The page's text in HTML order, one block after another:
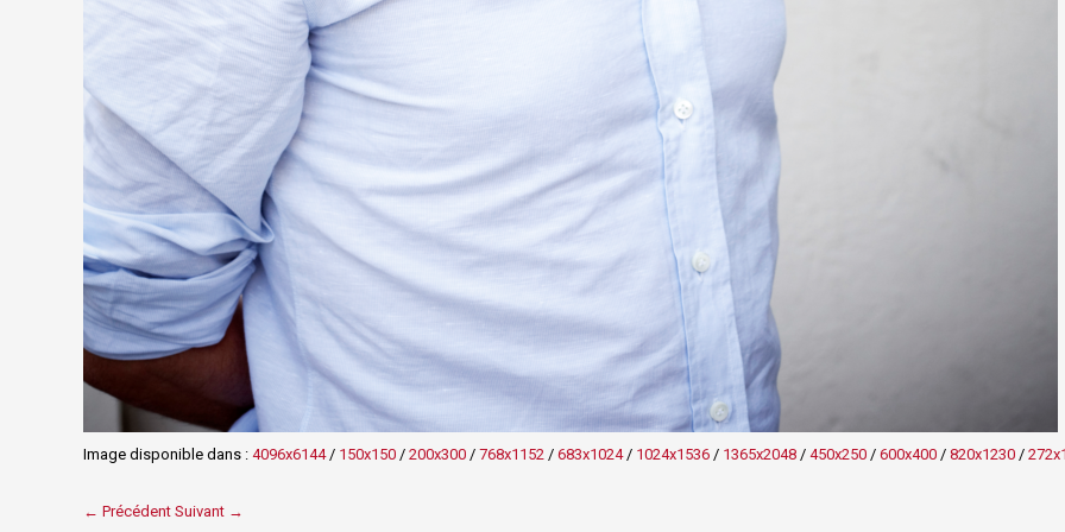
Image disponible dans : 4096x6144/ 150x150/ 200x300/ 768x1152/ 683x1024/ 1024x1536/ 1365x2048/ 450x250/ 600x400/ 820x1230/
← Précédent Suivant →